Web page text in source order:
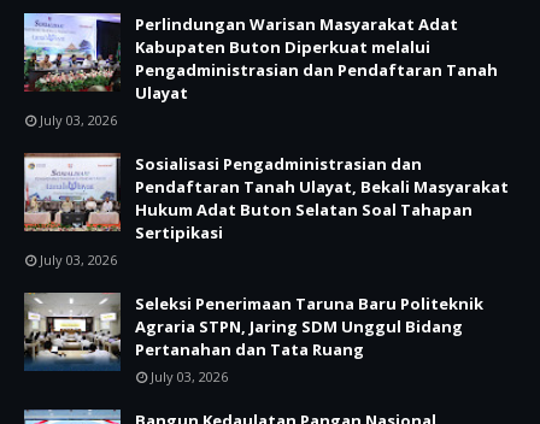
Perlindungan Warisan Masyarakat Adat
Kabupaten Buton Diperkuat melalui
Pengadministrasian dan Pendaftaran Tanah
Ulayat
July 03, 2026
Sosialisasi Pengadministrasian dan
Pendaftaran Tanah Ulayat, Bekali Masyarakat
Hukum Adat Buton Selatan Soal Tahapan
Sertipikasi
July 03, 2026
Seleksi Penerimaan Taruna Baru Politeknik
Agraria STPN, Jaring SDM Unggul Bidang
Pertanahan dan Tata Ruang
July 03, 2026